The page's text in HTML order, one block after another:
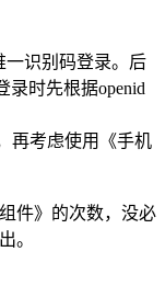
一识别码登录。后
录时先根据openid
再考虑使用
《手机
件》的次数，没必
。